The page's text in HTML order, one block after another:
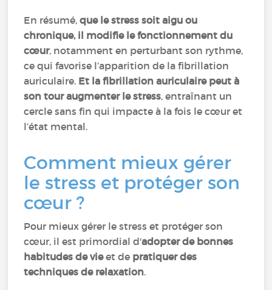
En résumé, que le stress soit aigu ou
chronique, il modifie le fonctionnement du
cœur, notamment en perturbant son rythme,
ce qui favorise l’apparition de la fibrillation
auriculaire. Et la fibrillation auriculaire peut à
son tour augmenter le stress, entraînant un
cercle sans fin qui impacte à la fois le cœur et
l’état mental.
Comment mieux gérer
le stress et protéger son
cœur ?
Pour mieux gérer le stress et protéger son
cœur, il est primordial d'adopter de bonnes
habitudes de vieet de pratiquer des
techniques de relaxation.